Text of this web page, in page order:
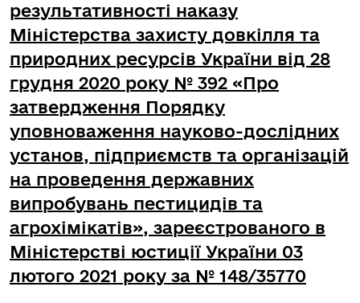
результативності наказу
Міністерства захисту довкілля та
природних ресурсів України від 28
грудня 2020 року № 392 «Про
затвердження Порядку
уповноваження науково-дослідних
установ, підприємств та організацій
на проведення державних
випробувань пестицидів та
агрохімікатів», зареєстрованого в
Міністерстві юстиції України 03
лютого 2021 року за № 148/35770